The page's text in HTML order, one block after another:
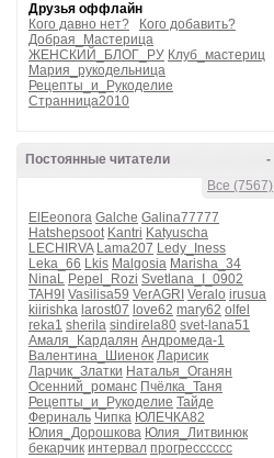
Друзья оффлайн
Кого давно нет?
Кого добавить?
Добрая_Мастерица
ЖЕНСКИЙ_БЛОГ_РУ Клуб_мастериц
Мария_рукодельница
Рецепты_и_Рукоделие
Странница2010
-
Постоянные читатели
Все (7567)
ElEeonora Galche Galina77777
Hatshepsoot Kantri Katyuscha
LECHIRVA Lama207 Ledy_Iness
Leka_66 Lkis Malgosia Marisha_34
NinaL Pepel_Rozi Svetlana_I_0902
TAH9I Vasilisa59 VerAGRI Veralo irusua
kiirishka larost07 love62 mary62 olfel
reka1 sherila sindirela80 svet-lana51
Амаля_Кардалян Андромеда-1
Валентина_Шиенок Ларисик
Ларчик_Златки Наталья_Оганян
Осенний_романс Пчёлка_Таня
Рецепты_и_Рукоделие Тайде
Фериналь Чипка ЮЛЕЧКА82
Юлия_Дорошкова Юлия_Литвинюк
бекарчик интервал прогресссссс